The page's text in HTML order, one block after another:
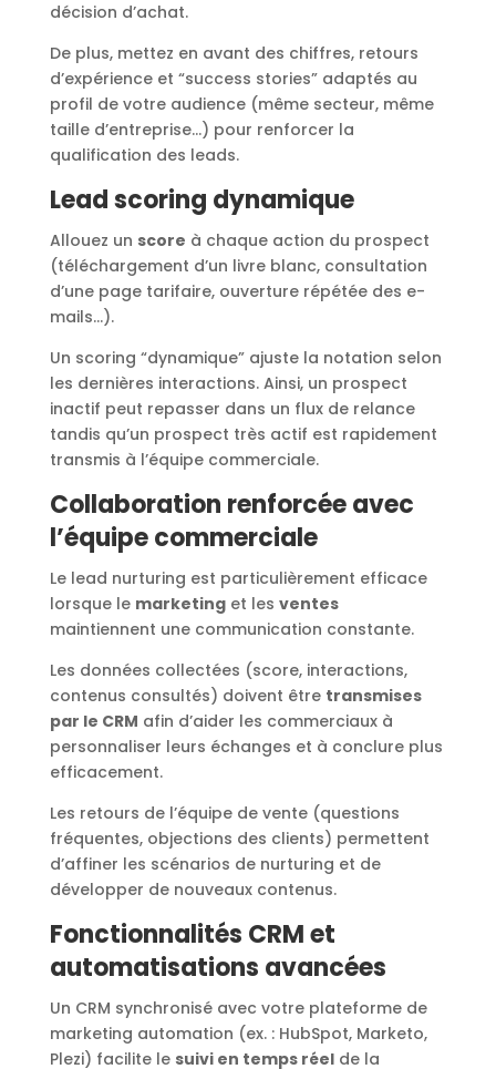
décision d’achat.
De plus, mettez en avant des chiffres, retours
d’expérience et “success stories” adaptés au
profil de votre audience (même secteur, même
taille d’entreprise…) pour renforcer la
qualification des leads.
Lead scoring dynamique
Allouez un score à chaque action du prospect
(téléchargement d’un livre blanc, consultation
d’une page tarifaire, ouverture répétée des e-
mails…).
Un scoring “dynamique” ajuste la notation selon
les dernières interactions. Ainsi, un prospect
inactif peut repasser dans un flux de relance
tandis qu’un prospect très actif est rapidement
transmis à l’équipe commerciale.
Collaboration renforcée avec
l’équipe commerciale
Le lead nurturing est particulièrement efficace
lorsque le marketinget les ventes
maintiennent une communication constante.
Les données collectées (score, interactions,
contenus consultés) doivent être transmises
par le CRM afin d’aider les commerciaux à
personnaliser leurs échanges et à conclure plus
efficacement.
Les retours de l’équipe de vente (questions
fréquentes, objections des clients) permettent
d’affiner les scénarios de nurturing et de
développer de nouveaux contenus.
Fonctionnalités CRM et
automatisations avancées
Un CRM synchronisé avec votre plateforme de
marketing automation (ex. : HubSpot, Marketo,
Plezi) facilite le suivi en temps réelde la